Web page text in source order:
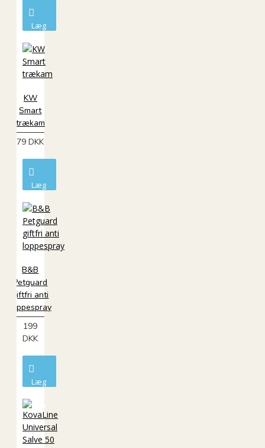
Læg
kurv
KW
Smart
trækam
79 DKK
Læg
kurv
B&B
Petguard
giftfri anti
loppespray
199
DKK
Læg
kurv